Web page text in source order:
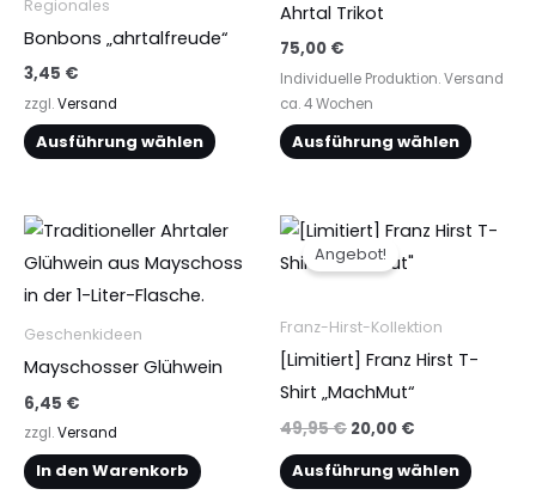
w
Regionales
Bonbons „ahrtalfreude“
3,45 €
zzgl.Versand
Ausführung wählen
Optionen
können
auf
der
Produktseite
werden
Ahrtal Trikot
75,00 €
Individuelle Produktion. Versand
ca. 4 Wochen
Ausführung wählen
können
der
Produktseite
werden
Geschenkideen
Mayschosser Glühwein
6,45 €
zzgl.Versand
In den Warenkorb
Angebot!
Franz-Hirst-Kollektion
[Limitiert] Franz Hirst T-
Shirt „MachMut“
49,95€
Ursprünglicher
Preis
war:
20,00 €
Aktueller
Preis
Ausführung wählen
Dieses
Produkt
mehrere
Varianten
auf.
Die
Optionen
können